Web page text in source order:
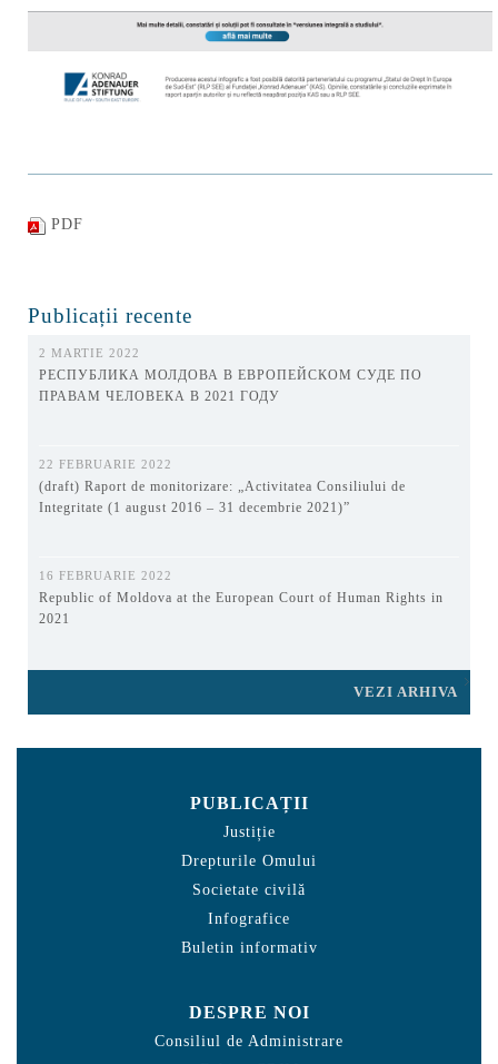
PDF
Publicații recente
2 MARTIE 2022
РЕСПУБЛИКА МОЛДОВА В ЕВРОПЕЙСКОМ СУДЕ ПО
ПРАВАМ ЧЕЛОВЕКА В 2021 ГОДУ
22 FEBRUARIE 2022
(draft) Raport de monitorizare: „Activitatea Consiliului de
Integritate (1 august 2016 – 31 decembrie 2021)”
16 FEBRUARIE 2022
Republic of Moldova at the European Court of Human Rights in
2021
VEZI ARHIVA
PUBLICAȚII
Justiție
Drepturile Omului
Societate civilă
Infografice
Buletin informativ
DESPRE NOI
Consiliul de Administrare